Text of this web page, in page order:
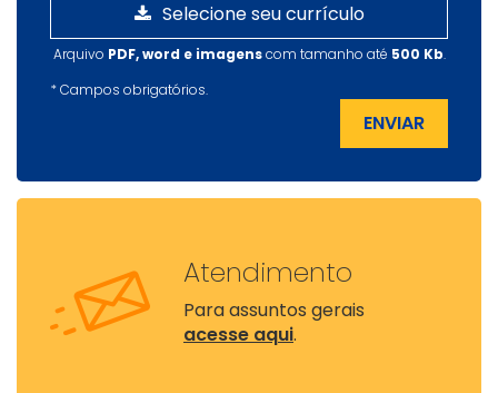
Selecione seu currículo
Arquivo PDF, word e imagenscom tamanho até 500 Kb.
*Campos obrigatórios.
ENVIAR
Atendimento
Para assuntos gerais
acesse aqui.